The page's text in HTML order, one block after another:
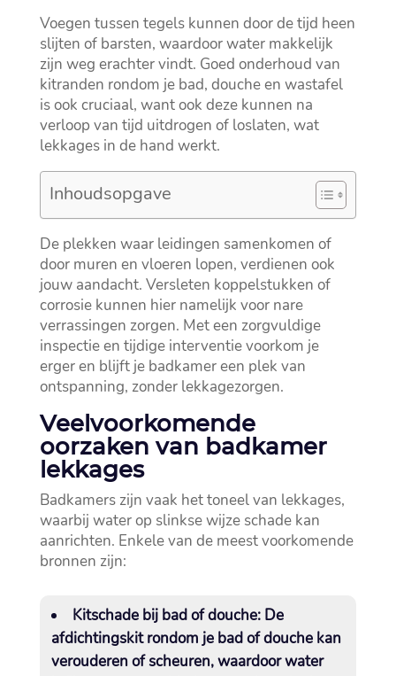
Voegen tussen tegels kunnen door de tijd heen
slijten of barsten, waardoor water makkelijk
zijn weg erachter vindt.​ Goed onderhoud van
kitranden rondom je bad, douche en wastafel
is ook cruciaal, want ook deze kunnen na
verloop van tijd uitdrogen of loslaten, wat
lekkages in de hand werkt.​
Inhoudsopgave
De plekken waar leidingen samenkomen of
door muren en vloeren lopen, verdienen ook
jouw aandacht.​ Versleten koppelstukken of
corrosie kunnen hier namelijk voor nare
verrassingen zorgen.​ Met een zorgvuldige
inspectie en tijdige interventie voorkom je
erger en blijft je badkamer een plek van
ontspanning, zonder lekkagezorgen.​
Veelvoorkomende
oorzaken van badkamer
lekkages
Badkamers zijn vaak het toneel van lekkages,
waarbij water op slinkse wijze schade kan
aanrichten.​ Enkele van de meest voorkomende
bronnen zijn:
Kitschade bij bad of douche: De
afdichtingskit rondom je bad of douche kan
verouderen of scheuren, waardoor water